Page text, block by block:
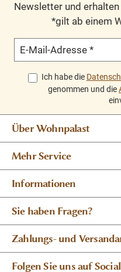
Newsletter und erhalten
*gilt ab einem
E-Mail-Adresse *
Ich habe die
genommen und die
Über Wohnpalast
Mehr Service
Informationen
Sie haben Fragen?
Zahlungs- und
Folgen Sie uns auf